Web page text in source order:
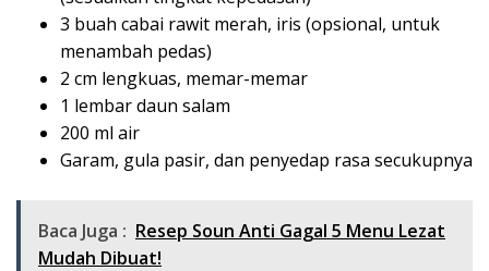
3 buah cabai rawit merah, iris (opsional, untuk
menambah pedas)
2 cm lengkuas, memar-memar
1 lembar daun salam
200 ml air
Garam, gula pasir, dan penyedap rasa secukupnya
Baca Juga : Resep Soun Anti Gagal 5 Menu Lezat
Mudah Dibuat!